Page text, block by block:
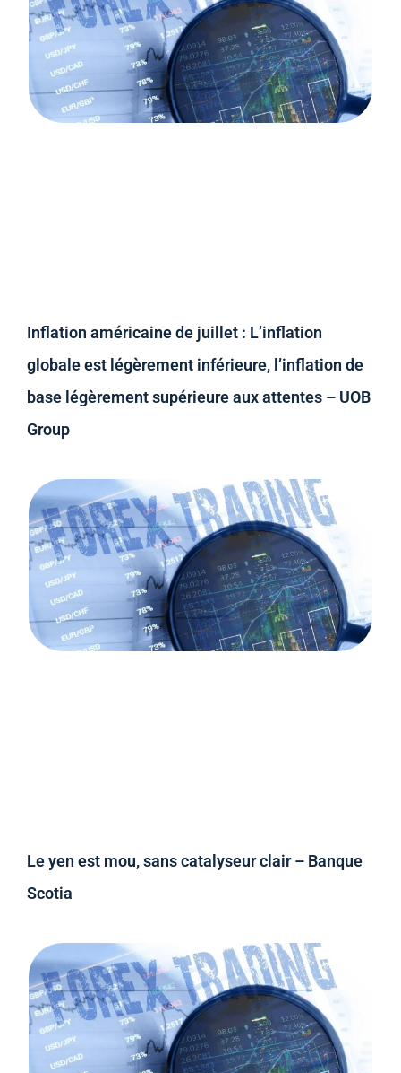
Inflation américaine de juillet : L’inflation
globale est légèrement inférieure, l’inflation de
base légèrement supérieure aux attentes – UOB
Group
Le yen est mou, sans catalyseur clair – Banque
Scotia